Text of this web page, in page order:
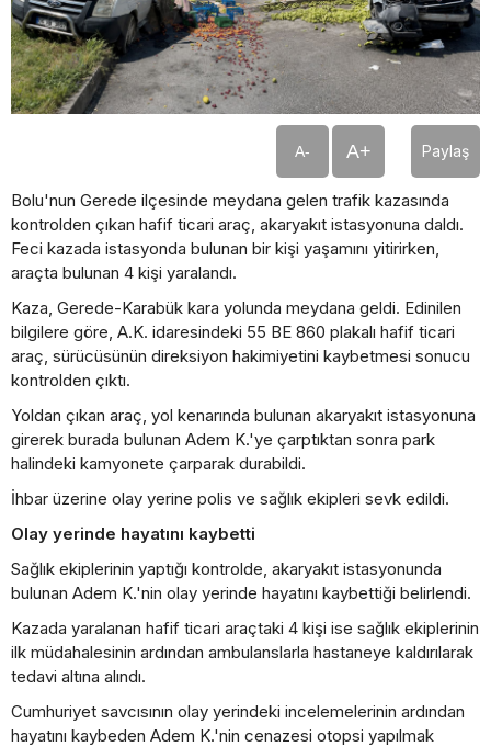
A- A+ Paylaş
Bolu'nun Gerede ilçesinde meydana gelen trafik kazasında
kontrolden çıkan hafif ticari araç, akaryakıt istasyonuna daldı.
Feci kazada istasyonda bulunan bir kişi yaşamını yitirirken,
araçta bulunan 4 kişi yaralandı.
Kaza, Gerede-Karabük kara yolunda meydana geldi. Edinilen
bilgilere göre, A.K. idaresindeki 55 BE 860 plakalı hafif ticari
araç, sürücüsünün direksiyon hakimiyetini kaybetmesi sonucu
kontrolden çıktı.
Yoldan çıkan araç, yol kenarında bulunan akaryakıt istasyonuna
girerek burada bulunan Adem K.'ye çarptıktan sonra park
halindeki kamyonete çarparak durabildi.
İhbar üzerine olay yerine polis ve sağlık ekipleri sevk edildi.
Olay yerinde hayatını kaybetti
Sağlık ekiplerinin yaptığı kontrolde, akaryakıt istasyonunda
bulunan Adem K.'nin olay yerinde hayatını kaybettiği belirlendi.
Kazada yaralanan hafif ticari araçtaki 4 kişi ise sağlık ekiplerinin
ilk müdahalesinin ardından ambulanslarla hastaneye kaldırılarak
tedavi altına alındı.
Cumhuriyet savcısının olay yerindeki incelemelerinin ardından
hayatını kaybeden Adem K.'nin cenazesi otopsi yapılmak